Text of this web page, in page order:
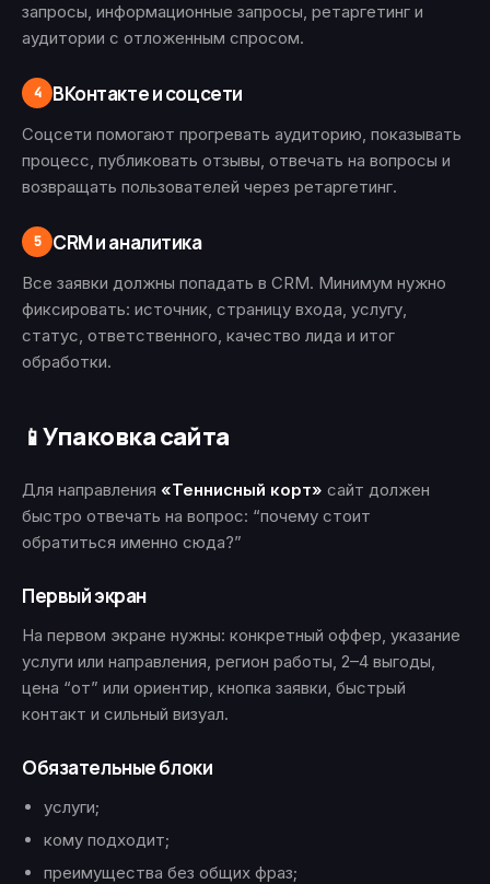
запросы, информационные запросы, ретаргетинг и
аудитории с отложенным спросом.
4 ВКонтакте и соцсети
Соцсети помогают прогревать аудиторию, показывать
процесс, публиковать отзывы, отвечать на вопросы и
возвращать пользователей через ретаргетинг.
5 CRM и аналитика
Все заявки должны попадать в CRM. Минимум нужно
фиксировать: источник, страницу входа, услугу,
статус, ответственного, качество лида и итог
обработки.
📱Упаковка сайта
Для направления «Теннисный корт» сайт должен
быстро отвечать на вопрос: “почему стоит
обратиться именно сюда?”
Первый экран
На первом экране нужны: конкретный оффер, указание
услуги или направления, регион работы, 2–4 выгоды,
цена “от” или ориентир, кнопка заявки, быстрый
контакт и сильный визуал.
Обязательные блоки
услуги;
кому подходит;
преимущества без общих фраз;